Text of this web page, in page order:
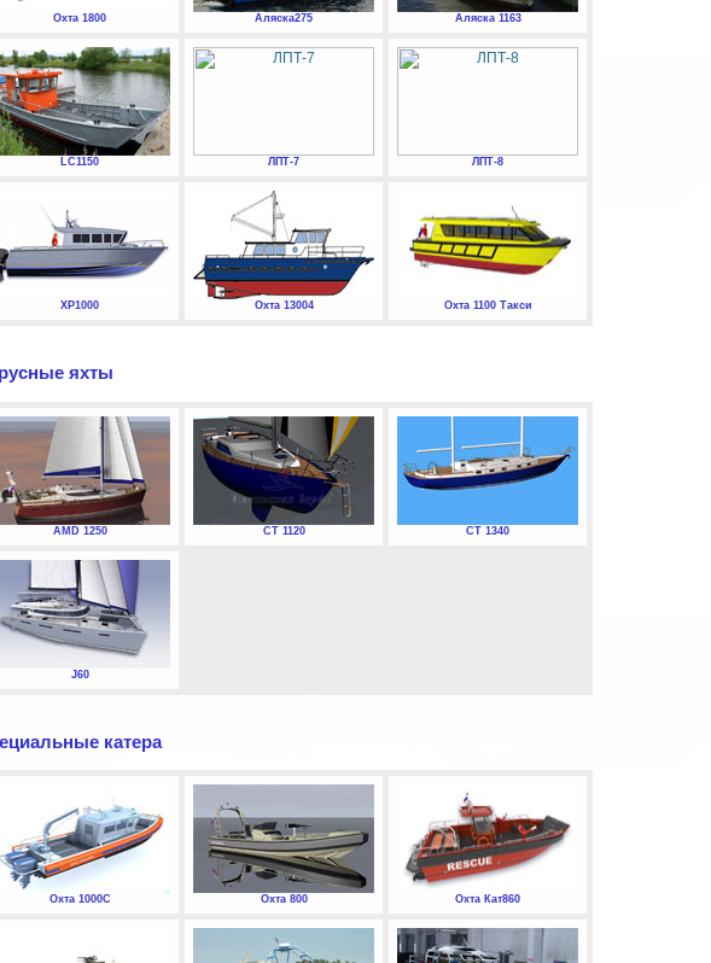
Охта 1800 Аляска275 Аляска 1163
LC1150 ЛПТ-7 ЛПТ-8
XP1000 Охта 13004 Охта 1100 Такси
яхты
AMD 1250 СТ 1120 СТ 1340
J60
катера
Охта 1000С Охта 800 Охта Кат860